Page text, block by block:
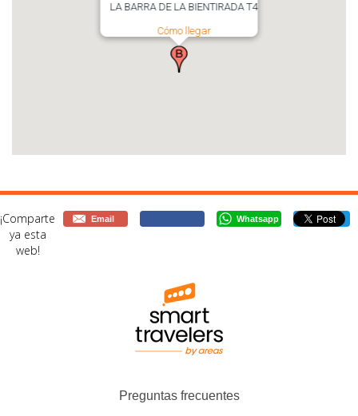
LA BARRA DE LA BIENTIRADA T4
Cómo llegar
¡Comparte
ya esta
web!
Email Whatsapp
Preguntas frecuentes